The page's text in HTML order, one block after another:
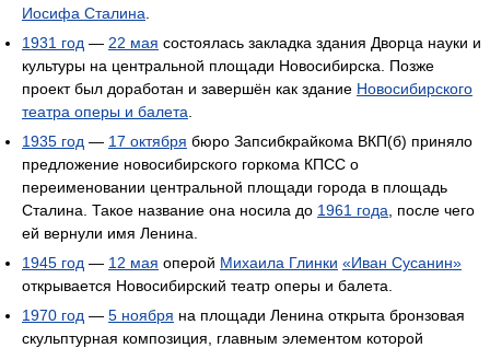
Иосифа Сталина
1931 год — 22 мая состоялась закладка здания Дворца науки и
культуры на центральной площади Новосибирска. Позже
проект был доработан и завершён как здание Новосибирского
театра оперы и балета
1935 год — 17 октября бюро Запсибкрайкома ВКП(б) приняло
предложение новосибирского горкома КПСС о
переименовании центральной площади города в площадь
Сталина. Такое название она носила до 1961 года , после чего
ей вернули имя Ленина.
1945 год — 12 мая оперой Михаила Глинки «Иван Сусанин»
открывается Новосибирский театр оперы и балета.
1970 год — 5 ноября на площади Ленина открыта бронзовая
скульптурная композиция, главным элементом которой